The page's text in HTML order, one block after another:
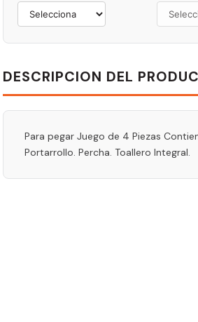
DESCRIPCION DEL
Para pegar Juego de 4 Piezas
Portarrollo. Percha. Toallero Integral.